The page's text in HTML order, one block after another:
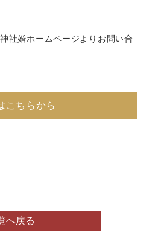
社婚ホームページよりお問い合
こちらから
へ戻る